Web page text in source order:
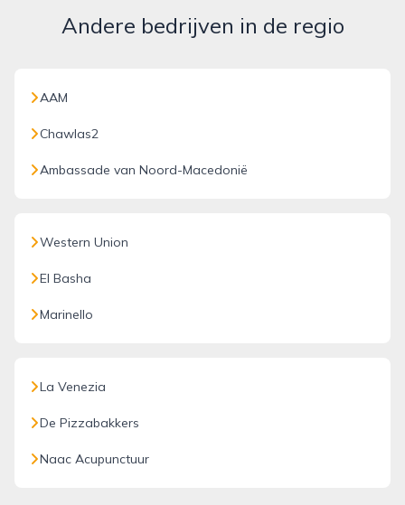
Andere bedrijven in de regio
AAM
Chawlas2
Ambassade van Noord-Macedonië
Western Union
El Basha
Marinello
La Venezia
De Pizzabakkers
Naac Acupunctuur